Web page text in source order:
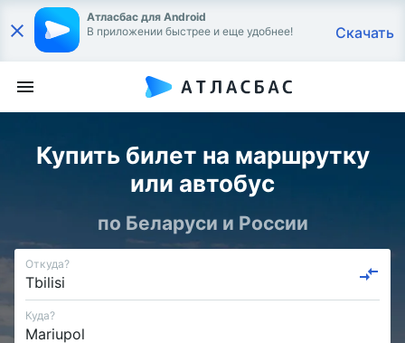
Атласбас для Android
В приложении быстрее и еще удобнее!
Скачать
Купить билет на маршрутку
или автобус
по Беларуси и России
Откуда?
Куда?